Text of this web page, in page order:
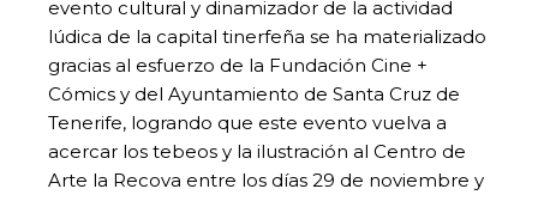
evento cultural y dinamizador de la actividad
lúdica de la capital tinerfeña se ha materializado
gracias al esfuerzo de la Fundación Cine +
Cómics y del Ayuntamiento de Santa Cruz de
Tenerife, logrando que este evento vuelva a
acercar los tebeos y la ilustración al Centro de
Arte la Recova entre los días 29 de noviembre y